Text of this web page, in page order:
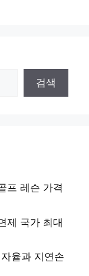
검색
프 레슨 가격
제 국가 최대
율과 지연손